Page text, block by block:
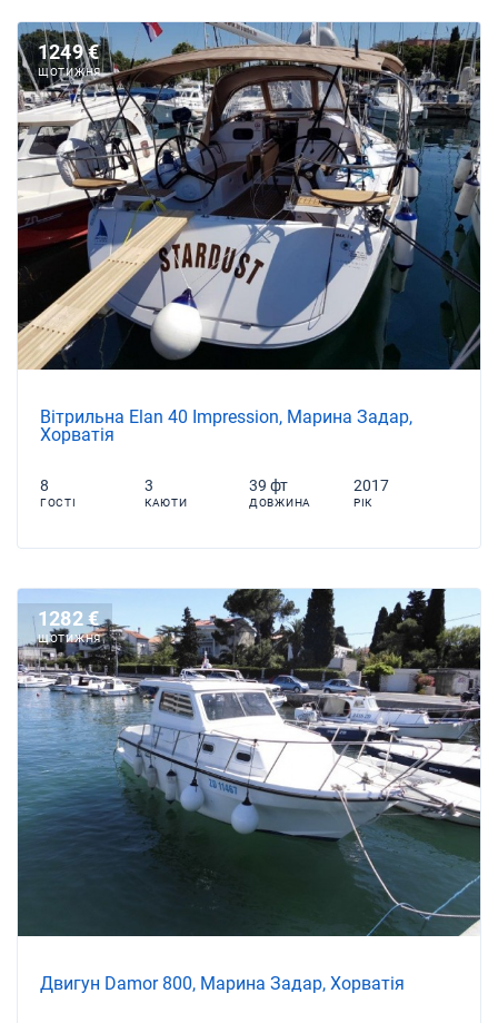
1249 €
ЩОТИЖНЯ
Вітрильна Elan 40 Impression, Марина Задар,
Хорватія
8
ГОСТІ
3
КАЮТИ
39 фт
ДОВЖИНА
2017
РІК
1282 €
ЩОТИЖНЯ
Двигун Damor 800, Марина Задар, Хорватія